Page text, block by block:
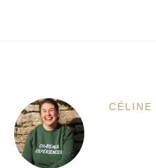
CÉLINE